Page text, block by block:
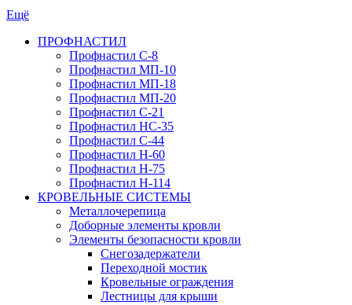
Ещё
ПРОФНАСТИЛ
Профнастил С-8
Профнастил МП-10
Профнастил МП-18
Профнастил МП-20
Профнастил С-21
Профнастил НС-35
Профнастил С-44
Профнастил Н-60
Профнастил Н-75
Профнастил Н-114
КРОВЕЛЬНЫЕ СИСТЕМЫ
Металлочерепица
Доборные элементы кровли
Элементы безопасности кровли
Снегозадержатели
Переходной мостик
Кровельные ограждения
Лестницы для крыши